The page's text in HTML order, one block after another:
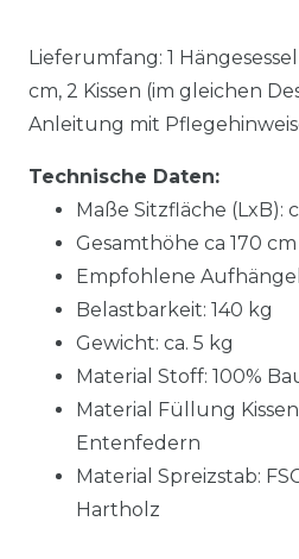
Lieferumfang: 1
cm, 2 Kissen (im gleichen
Anleitung mit
Technische Daten:
Maße Sitzfläche (LxB):
Gesamthöhe ca 170 cm
Empfohlene
Belastbarkeit: 140 kg
Gewicht: ca. 5 kg
Material Stoff: 100%
Material Füllung
Entenfedern
Material Spreizstab:
Hartholz